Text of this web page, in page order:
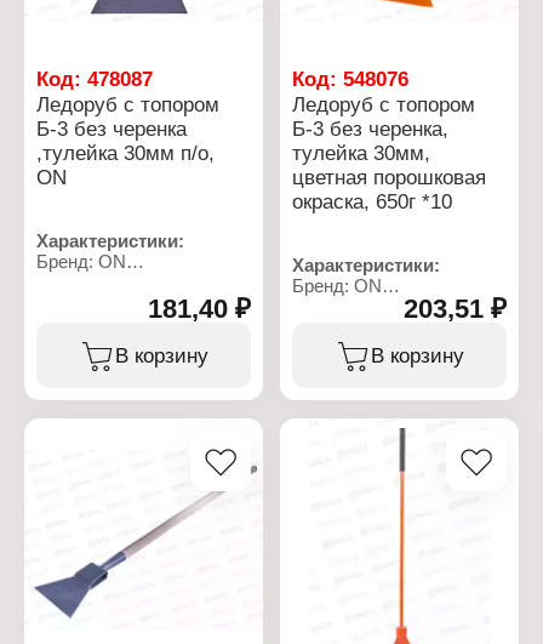
Код: 478087
Ледоруб с топором
Б-3 без черенка
,тулейка 30мм п/о,
ON
Характеристики:
Бренд: ON
Тип товара: Ледоруб
Вариация: с топором
Модель: Б-3
Тулейка: 30 мм
Ширина: 145 мм
181,40 ₽
В корзину
Код:548076
Ледоруб с топором
Б-3 без черенка,
тулейка 30мм,
цветная порошковая
окраска, 650г *10
Характеристики:
Бренд: ON
Артикул: 24-03-020
Тип товара: Ледоруб
Вариация: с топором
Модель: Б-3
Ручка на черенке: нет
части: металл
Цвет: цветное,
203,51 ₽
В корзину